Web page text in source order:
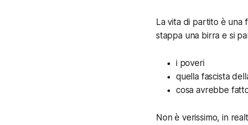
La vita di partito è una
stappa una birra e si
i poveri
quella fascista
cosa avrebbe
Non è verissimo, in